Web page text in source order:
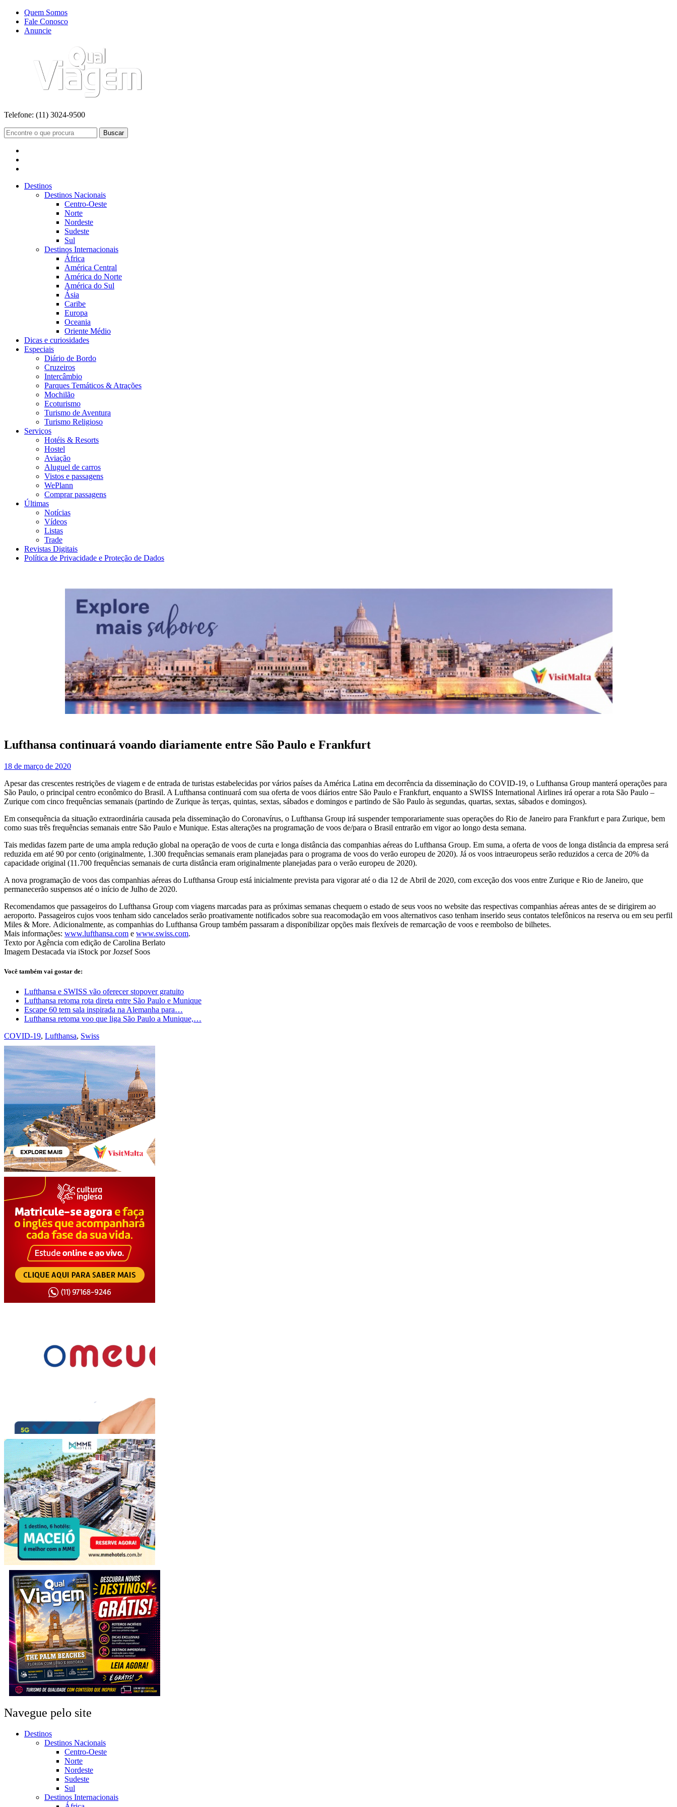
Quem Somos
Fale Conosco
Anuncie
Telefone: (11) 3024-9500
Buscar
Destinos
Destinos Nacionais
Centro-Oeste
Norte
Nordeste
Sudeste
Sul
Destinos Internacionais
África
América Central
América do Norte
América do Sul
Ásia
Caribe
Europa
Oceania
Oriente Médio
Dicas e curiosidades
Especiais
Diário de Bordo
Cruzeiros
Intercâmbio
Parques Temáticos & Atrações
Mochilão
Ecoturismo
Turismo de Aventura
Turismo Religioso
Serviços
Hotéis & Resorts
Hostel
Aviação
Aluguel de carros
Vistos e passagens
WePlann
Comprar passagens
Últimas
Notícias
Vídeos
Listas
Trade
Revistas Digitais
Política de Privacidade e Proteção de Dados
Lufthansa continuará voando diariamente entre São Paulo e Frankfurt
18 de março de 2020
Apesar das crescentes restrições de viagem e de entrada de turistas estabelecidas por vários países da América Latina em decorrência da disseminação do COVID-19, o Lufthansa Group manterá operações para
São Paulo, o principal centro econômico do Brasil. A Lufthansa continuará com sua oferta de voos diários entre São Paulo e Frankfurt, enquanto a SWISS International Airlines irá operar a rota São Paulo –
Zurique com cinco frequências semanais (partindo de Zurique às terças, quintas, sextas, sábados e domingos e partindo de São Paulo às segundas, quartas, sextas, sábados e domingos).
Em consequência da situação extraordinária causada pela disseminação do Coronavírus, o Lufthansa Group irá suspender temporariamente suas operações do Rio de Janeiro para Frankfurt e para Zurique, bem
como suas três frequências semanais entre São Paulo e Munique. Estas alterações na programação de voos de/para o Brasil entrarão em vigor ao longo desta semana.
Tais medidas fazem parte de uma ampla redução global na operação de voos de curta e longa distância das companhias aéreas do Lufthansa Group. Em suma, a oferta de voos de longa distância da empresa será
reduzida em até 90 por cento (originalmente, 1.300 frequências semanais eram planejadas para o programa de voos do verão europeu de 2020). Já os voos intraeuropeus serão reduzidos a cerca de 20% da
capacidade original (11.700 frequências semanais de curta distância eram originalmente planejadas para o verão europeu de 2020).
A nova programação de voos das companhias aéreas do Lufthansa Group está inicialmente prevista para vigorar até o dia 12 de Abril de 2020, com exceção dos voos entre Zurique e Rio de Janeiro, que
permanecerão suspensos até o início de Julho de 2020.
Recomendamos que passageiros do Lufthansa Group com viagens marcadas para as próximas semanas chequem o estado de seus voos no website das respectivas companhias aéreas antes de se dirigirem ao
aeroporto. Passageiros cujos voos tenham sido cancelados serão proativamente notificados sobre sua reacomodação em voos alternativos caso tenham inserido seus contatos telefônicos na reserva ou em seu perfil
Miles & More. Adicionalmente, as companhias do Lufthansa Group também passaram a disponibilizar opções mais flexíveis de remarcação de voos e reembolso de bilhetes.
Mais informações: www.lufthansa.com e www.swiss.com.
Texto por Agência com edição de Carolina Berlato
Imagem Destacada via iStock por Jozsef Soos
Você também vai gostar de:
Lufthansa e SWISS vão oferecer stopover gratuito
Lufthansa retoma rota direta entre São Paulo e Munique
Escape 60 tem sala inspirada na Alemanha para…
Lufthansa retoma voo que liga São Paulo a Munique,…
COVID-19, Lufthansa, Swiss
Navegue pelo site
Destinos
Destinos Nacionais
Centro-Oeste
Norte
Nordeste
Sudeste
Sul
Destinos Internacionais